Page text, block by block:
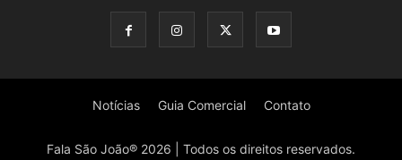
Notícias Guia Comercial Contato
Fala São João® 2026 | Todos os direitos reservados.